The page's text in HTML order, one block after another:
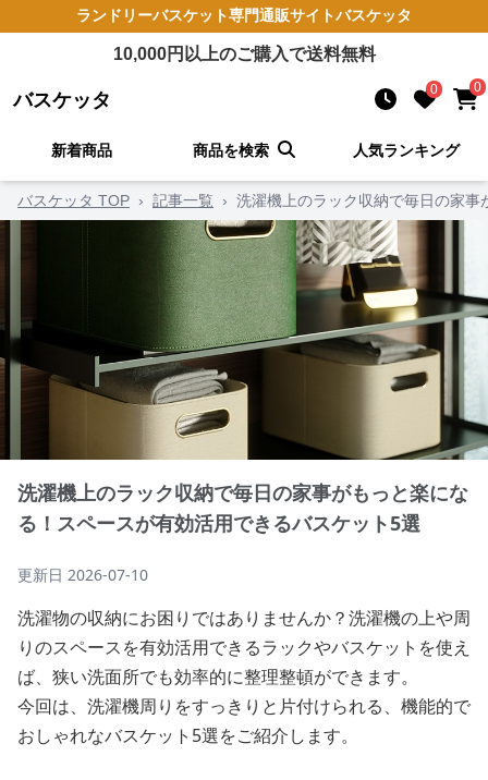
ランドリーバスケット専門通販サイトバスケッタ
10,000円以上のご購入で送料無料
バスケッタ 0 0
新着商品 商品を検索 人気ランキング
バスケッタ TOP › 記事一覧 › 洗濯機上のラック収納で毎日の家
洗濯機上のラック収納で毎日の家事がもっと楽にな
る！スペースが有効活用できるバスケット5選
更新日 2026-07-10
洗濯物の収納にお困りではありませんか？洗濯機の上や周
りのスペースを有効活用できるラックやバスケットを使え
ば、狭い洗面所でも効率的に整理整頓ができます。
今回は、洗濯機周りをすっきりと片付けられる、機能的で
おしゃれなバスケット5選をご紹介します。